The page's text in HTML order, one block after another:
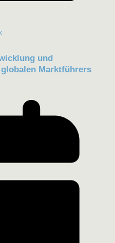
und
Marktführers